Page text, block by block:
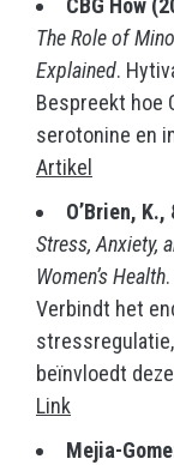
CBG How
The Role of
Explained.
Bespreekt hoe
serotonine en
Artikel
O’Brien,
Stress, Anxiety,
Women’s Health
Verbindt het
beïnvloedt
Link
Mejia-